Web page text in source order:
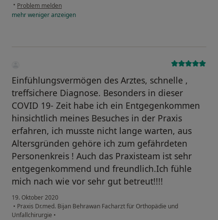
• Problem melden
mehrwenigeranzeigen
Einfühlungsvermögen des Arztes, schnelle ,
treffsichere Diagnose. Besonders in dieser
COVID 19- Zeit habe ich ein Entgegenkommen
hinsichtlich meines Besuches in der Praxis
erfahren, ich musste nicht lange warten, aus
Altersgründen gehöre ich zum gefährdeten
Personenkreis ! Auch das Praxisteam ist sehr
entgegenkommend und freundlich.Ich fühle
mich nach wie vor sehr gut betreut!!!!
19. Oktober 2020
• Praxis Dr.med. Bijan Behrawan Facharzt für Orthopädie und
Unfallchirurgie •